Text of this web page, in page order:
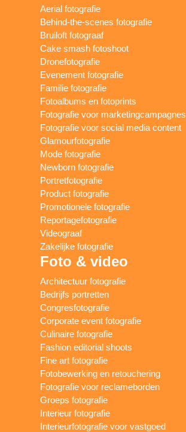
Aerial fotografie
Behind-the-scenes fotografie
Bruiloft fotograaf
Cake smash fotoshoot
Dronefotografie
Evenement fotografie
Familie fotografie
Fotoalbums en fotoprints
Fotografie voor marketingcampagnes
Fotografie voor social media content
Glamourfotografie
Mode fotografie
Newborn fotografie
Portretfotografie
Product fotografie
Promotionele fotografie
Reportagefotografie
Videograaf
Zakelijke fotografie
Foto & video
Architectuur fotografie
Bedrijfs portretten
Congresfotografie
Corporate event fotografie
Culinaire fotografie
Fashion editorial shoots
Fine art fotografie
Fotobewerking en retouchering
Fotografie voor reclameborden
Groeps fotografie
Interieur fotografie
Interieurfotografie voor vastgoed